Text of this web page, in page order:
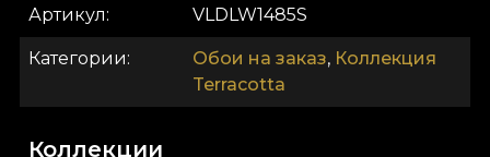
меланхолией. В результате — панно, которое
превращает интерьер в пространство для
созерцания.
Символически Solitary Tree Rose давно
почитается как метафора индивидуальности,
Артикул VLDLW1485S
Категории Обои на заказ, Коллекция
Terracotta
Коллекции